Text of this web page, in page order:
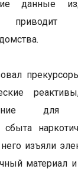
данные
приводит
для
изъяли
материал